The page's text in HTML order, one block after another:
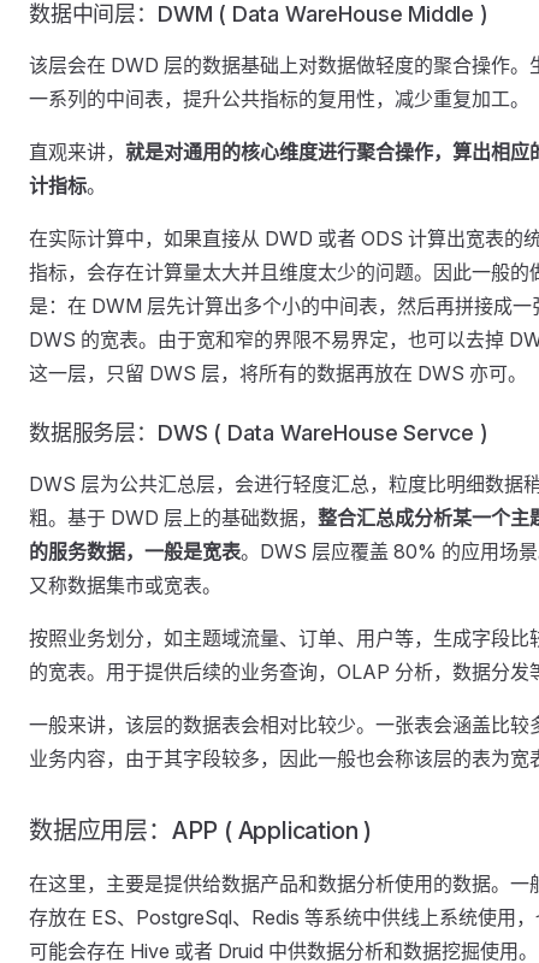
数据中间层：DWM ( Data WareHouse Middle )
该层会在 DWD 层的数据基础上对数据做轻度的聚合操作。
一系列的中间表，提升公共指标的复用性，减少重复加工。
直观来讲， 就是对通用的核心维度进行聚合操作，算出相应
计指标。
在实际计算中，如果直接从 DWD 或者 ODS 计算出宽表的
指标，会存在计算量太大并且维度太少的问题。因此一般的
是：在 DWM 层先计算出多个小的中间表，然后再拼接成一
DWS 的宽表。由于宽和窄的界限不易界定，也可以去掉
这一层，只留 DWS 层，将所有的数据再放在 DWS 亦可。
数据服务层：DWS ( Data WareHouse Servce )
DWS 层为公共汇总层，会进行轻度汇总，粒度比明细数据
粗。基于 DWD 层上的基础数据， 整合汇总成分析某一个主
的服务数据，一般是宽表。DWS 层应覆盖 80% 的应用场
又称数据集市或宽表。
按照业务划分，如主题域流量、订单、用户等，生成字段比
的宽表。用于提供后续的业务查询，OLAP 分析，数据分发
一般来讲，该层的数据表会相对比较少。一张表会涵盖比较
业务内容，由于其字段较多，因此一般也会称该层的表为宽
数据应用层：APP ( Application )
在这里，主要是提供给数据产品和数据分析使用的数据。一
存放在 ES、PostgreSql、Redis 等系统中供线上系统使用
可能会存在 Hive 或者 Druid 中供数据分析和数据挖掘使用